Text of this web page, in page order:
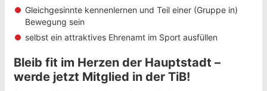
Gleichgesinnte kennenlernen und Teil einer (Gruppe in)
Bewegung sein
selbst ein attraktives Ehrenamt im Sport ausfüllen
Bleib fit im Herzen der Hauptstadt –
werde jetzt Mitglied in der TiB!